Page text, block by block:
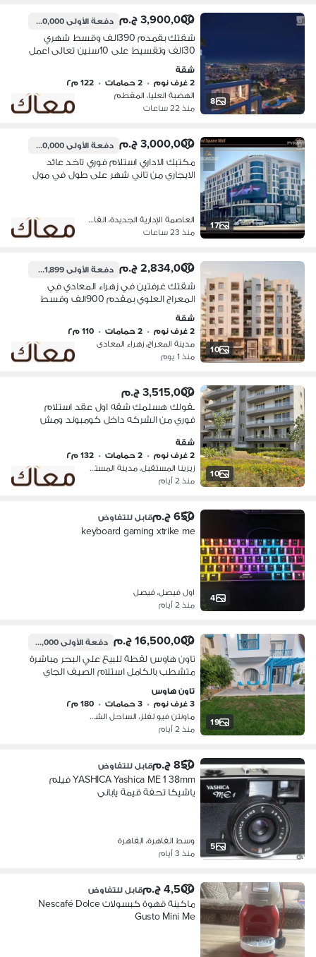
8
3,900,000 ج.م دفعة الأولى390,000 ج.م
شقتك بقمدم 390الف وقسط شهري
30الف وتقسيط على 10سنين تعالى اعمل
مستنيك تكلمني اقولك التفاصيل
شقة
2 غرف نوم
• 2 حمامات • 122 م٢
الهضبة العليا، المقطم
منذ 22 ساعات
17
3,000,000 ج.م دفعة الأولى1,500,000 ج.م
مكتبك الاداري استلام فوري تاخد عائد
الايجاري من تاني شهر على طول في مول
العاصمة الإدارية الجديدة، القاهرة
منذ 23 ساعات
10
2,834,000 ج.م دفعة الأولى991,899 ج.م
شقتك غرفتين في زهراء المعادي في
المعراج العلوي بمقدم 900الف وقسط
000فقطططط تعالى اقولك التفاصيل
شقة
2 غرف نوم
• 2 حمامات • 110 م٢
مدينة المعراج، زهراء المعادى
منذ 1 يوم
10
3,515,000 ج.م
بقولك هسلمك شقه اول عقد استلام
فوري من الشركه داخل كومبوند ومش
مليون جنيه مستني اييه تعالى اعرفك
التفاصيل
شقة
2 غرف نوم
• 2 حمامات • 132 م٢
زيزينا المستقبل، مدينة المستقبل
منذ 2 أيام
4
650 ج.م قابل للتفاوض
keyboard gaming xtrike me
اول فيصل، فيصل
منذ 2 أيام
19
16,500,000 ج.م دفعة الأولى8,250,000 ج.م
تاون هاوس لقطة للبيع علي البحر مباشرة
متشطب بالكامل استلام الصيف الجاي
بالساحل الشمالي
تاون هاوس
3 غرف نوم
• 3 حمامات • 180 م٢
ماونتن فيو لفلز، الساحل الشمالي
منذ 2 أيام
5
850 ج.م قابل للتفاوض
YASHICA Yashica ME 1 38mm فيلم
ياشيكا تحفة قيمة ياباني
وسط القاهرة، القاهرة
منذ 3 أيام
4,500 ج.م قابل للتفاوض
ماكينة قهوة كبسولات Nescafé Dolce
Gusto Mini Me